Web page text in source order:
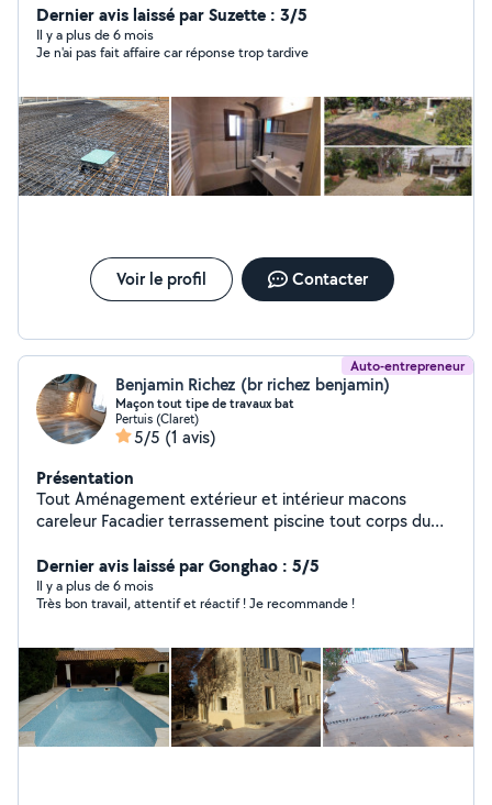
Dernier avis laissé par Suzette : 3/5
Il y a plus de 6 mois
Je n'ai pas fait affaire car réponse trop tardive
Voir le profil Contacter
Auto-entrepreneur
Benjamin Richez (br richez benjamin)
Maçon tout tipe de travaux bat
Pertuis (Claret)
5/5 (1 avis)
Présentation
Tout Aménagement extérieur et intérieur macons
careleur Facadier terrassement piscine tout corps du
Dernier avis laissé par Gonghao : 5/5
Il y a plus de 6 mois
Très bon travail, attentif et réactif ! Je recommande !